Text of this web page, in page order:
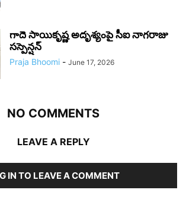
గాదె సాయికృష్ణ అదృశ్యంపై సీఐ నాగరాజు
సస్పెన్షన్
Praja Bhoomi - June 17, 2026
NO COMMENTS
LEAVE A REPLY
IN TO LEAVE A COMMENT